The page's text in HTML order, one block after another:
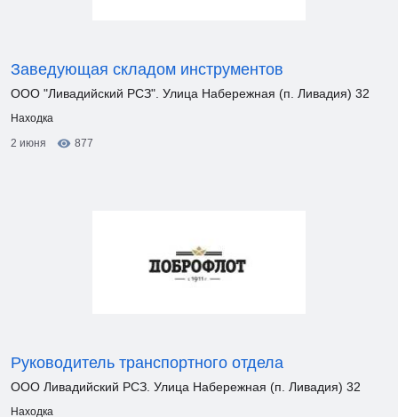
Заведующая складом инструментов
ООО "Ливадийский РСЗ". Улица Набережная (п. Ливадия) 32
Находка
2 июня
877
Руководитель транспортного отдела
ООО Ливадийский РСЗ. Улица Набережная (п. Ливадия) 32
Находка